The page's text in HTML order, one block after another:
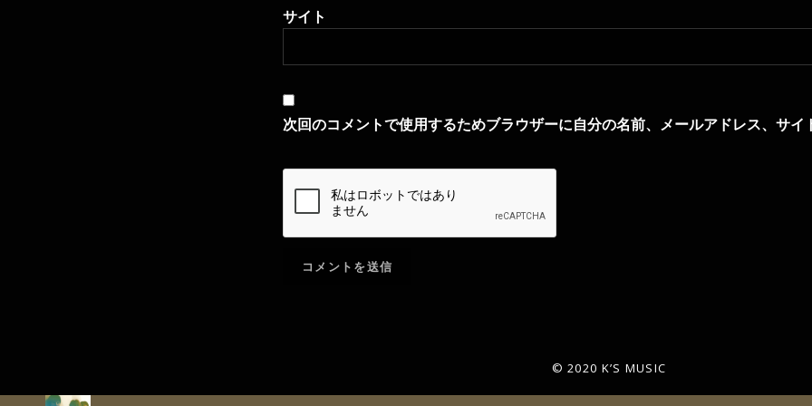
サイト
次回のコメントで使用するためブラウザーに自分の名前、メールアドレス、サイ
© 2020 K’S MUSIC
音声プレーヤー